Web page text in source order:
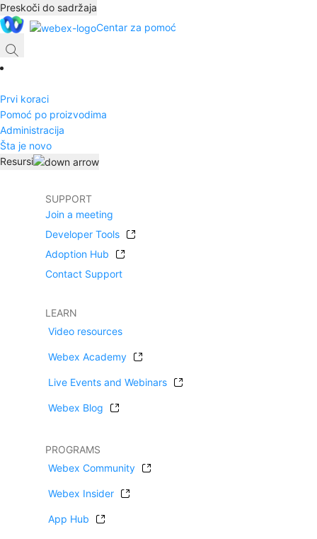
Preskoči do sadržaja
Centar za pomoć
Prvi koraci
Pomoć po proizvodima
Administracija
Šta je novo
Resursi
SUPPORT
Join a meeting
Developer Tools
Adoption Hub
Contact Support
LEARN
Video resources
Webex Academy
Live Events and Webinars
Webex Blog
PROGRAMS
Webex Community
Webex Insider
App Hub